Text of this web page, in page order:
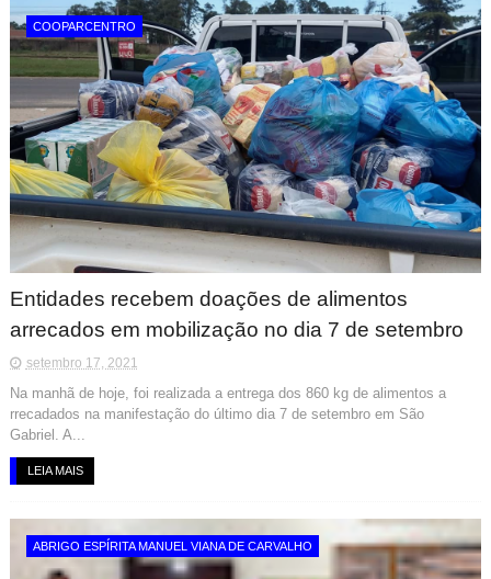
COOPARCENTRO
Entidades recebem doações de alimentos
arrecados em mobilização no dia 7 de setembro
setembro 17, 2021
Na manhã de hoje, foi realizada a entrega dos 860 kg de alimentos a
rrecadados na manifestação do último dia 7 de setembro em São
Gabriel. A...
LEIA MAIS
ABRIGO ESPÍRITA MANUEL VIANA DE CARVALHO